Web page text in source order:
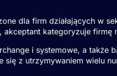
dla firm działających w
akceptant kategoryzuje
i systemowe, a
się z utrzymywaniem wielu